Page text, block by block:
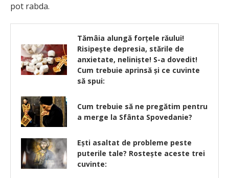
pot rabda.
Tămâia alungă forţele răului!
Risipeşte depresia, stările de
anxietate, nelinişte! S-a dovedit!
Cum trebuie aprinsă şi ce cuvinte
să spui:
Cum trebuie să ne pregătim pentru
a merge la Sfânta Spovedanie?
Ești asaltat de probleme peste
puterile tale? Rostește aceste trei
cuvinte: